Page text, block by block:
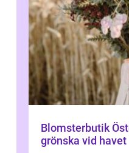
Blomsterbutik Österlen
grönska vid havet